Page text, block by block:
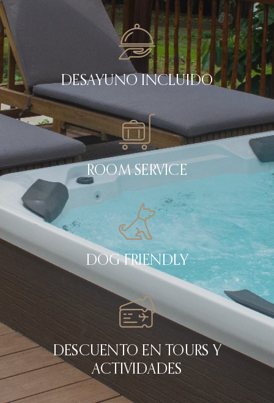
DESAYUNO INCLUIDO
ROOM SERVICE
DOG FRIENDLY
DESCUENTO EN TOURS Y
ACTIVIDADES